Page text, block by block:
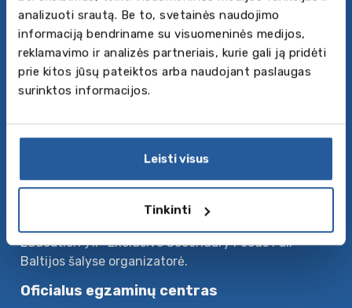
analizuoti srautą. Be to, svetainės naudojimo
informaciją bendriname su visuomeninės medijos,
reklamavimo ir analizės partneriais, kurie gali ją pridėti
prie kitos jūsų pateiktos arba naudojant paslaugas
surinktos informacijos.
Leisti visus
Tinkinti
Privatumo politika
Sekite mus
Baltic Council for International Education –
užsienyje klausimais – nuo kalbų kursų ir vasaros
stovyklų, iki vidurinio, profesinio ir aukštojo
išsilavinimo. Baltic Council yra didžiausios parodos
Education”) ir “Exclusive Secondary Focus Fair”
Baltijos šalyse organizatorė.
Oficialus egzaminų centras